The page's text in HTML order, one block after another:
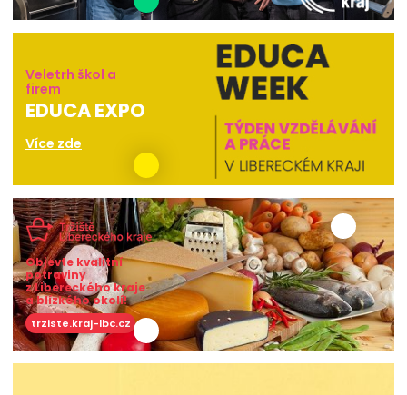
Veletrh škol a
firem
EDUCA EXPO
Více zde
Objevte kvalitní
potraviny
z Libereckého kraje
a blízkého okolí!
trziste.kraj-lbc.cz